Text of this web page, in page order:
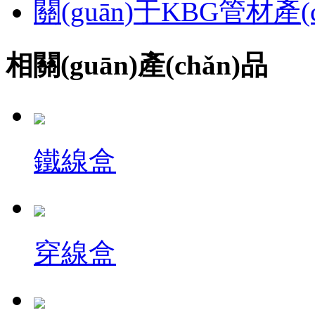
關(guān)于KBG管材產
相關(guān)產(chǎn)品
鐵線盒
穿線盒